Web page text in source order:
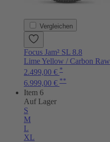
Vergleichen
Focus Jam² SL 8.8
Lime Yellow / Carbon Raw
2.499,00 € *
6.999,00 € **
Item 6
Auf Lager
S
M
L
XL